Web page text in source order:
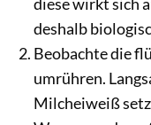
deshalb
Beobachte die
umrühren.
Milcheiweiß